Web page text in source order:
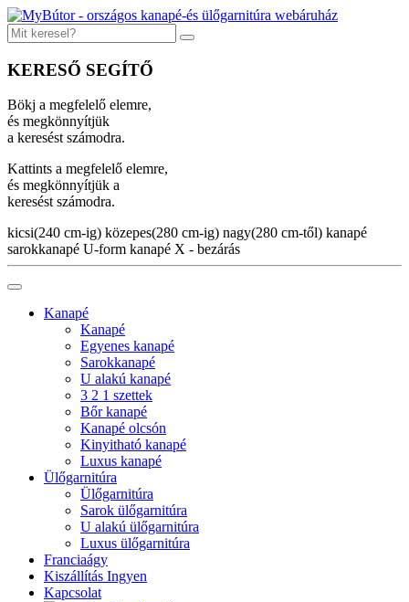
KERESŐ SEGÍTŐ
Bökj a megfelelő elemre,
és megkönnyítjük
a keresést számodra.
Kattints a megfelelő elemre,
és megkönnyítjük a
keresést számodra.
kicsi(240 cm-ig) közepes(280 cm-ig) nagy(280 cm-től) kanapé
sarokkanapé U-form kanapé X - bezárás
Kanapé
Kanapé
Egyenes kanapé
Sarokkanapé
U alakú kanapé
3 2 1 szettek
Bőr kanapé
Kanapé olcsón
Kinyitható kanapé
Luxus kanapé
Ülőgarnitúra
Ülőgarnitúra
Sarok ülőgarnitúra
U alakú ülőgarnitúra
Luxus ülőgarnitúra
Franciaágy
Kiszállítás Ingyen
Kapcsolat